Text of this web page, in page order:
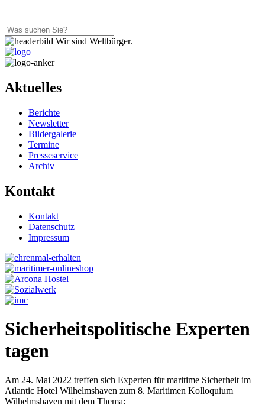
Wir sind Weltbürger.
Aktuelles
Berichte
Newsletter
Bildergalerie
Termine
Presseservice
Archiv
Kontakt
Kontakt
Datenschutz
Impressum
Sicherheitspolitische Experten
tagen
Am 24. Mai 2022 treffen sich Experten für maritime Sicherheit im
Atlantic Hotel Wilhelmshaven zum 8. Maritimen Kolloquium
Wilhelmshaven mit dem Thema: